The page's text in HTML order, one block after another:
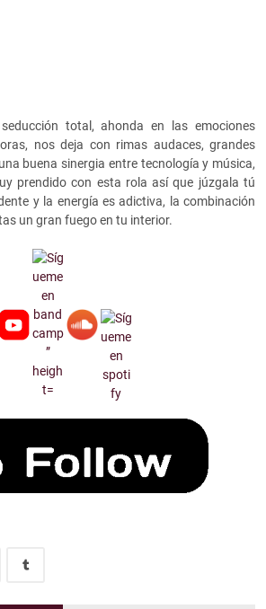
total, ahonda en las emociones
nos deja con rimas audaces, grandes
buena sinergia entre tecnología y música,
prendido con esta rola así que júzgala tú
y la energía es adictiva, la combinación
un gran fuego en tu interior.